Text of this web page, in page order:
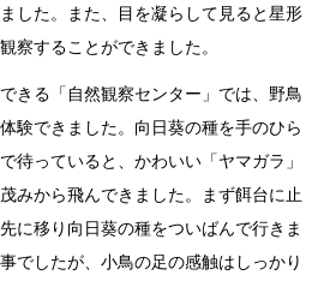
した。また、目を凝らして見ると星形
察することができました。
きる「自然観察センター」では、野鳥
験できました。向日葵の種を手のひら
待っていると、かわいい「ヤマガラ」
みから飛んできました。まず餌台に止
に移り向日葵の種をついばんで行きま
でしたが、小鳥の足の感触はしっかり